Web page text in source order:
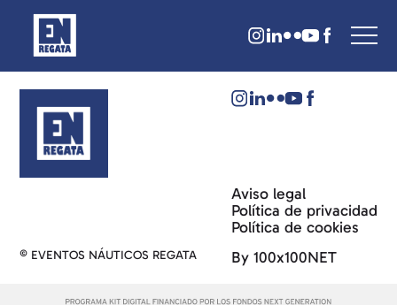
© EVENTOS NÁUTICOS REGATA
Aviso legal
Política de privacidad
Política de cookies
By 100x100NET